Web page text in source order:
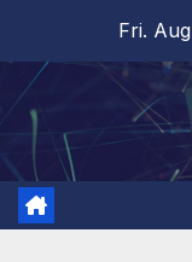
content
Fri.